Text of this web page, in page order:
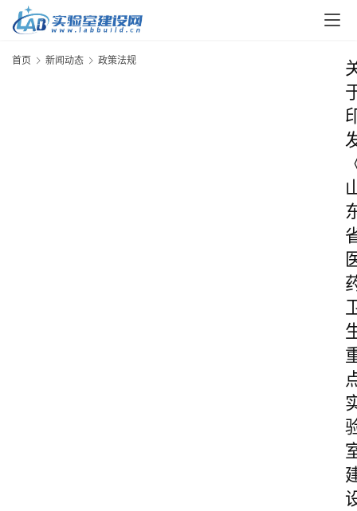
首页 新闻动态 政策法规